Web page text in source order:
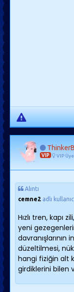
VIP VIP Üye
Alıntı
cemne2 adlı
Hızlı tren, kapı
yeni
davranışlarının
düzeltilmesi,
hangi fiziğin alt
girdiklerini bilen